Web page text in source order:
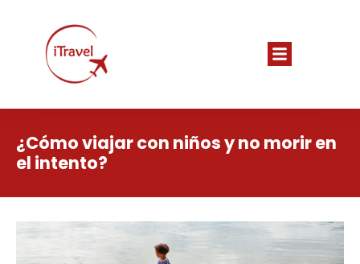
¿Cómo viajar con niños y no morir en
el intento?